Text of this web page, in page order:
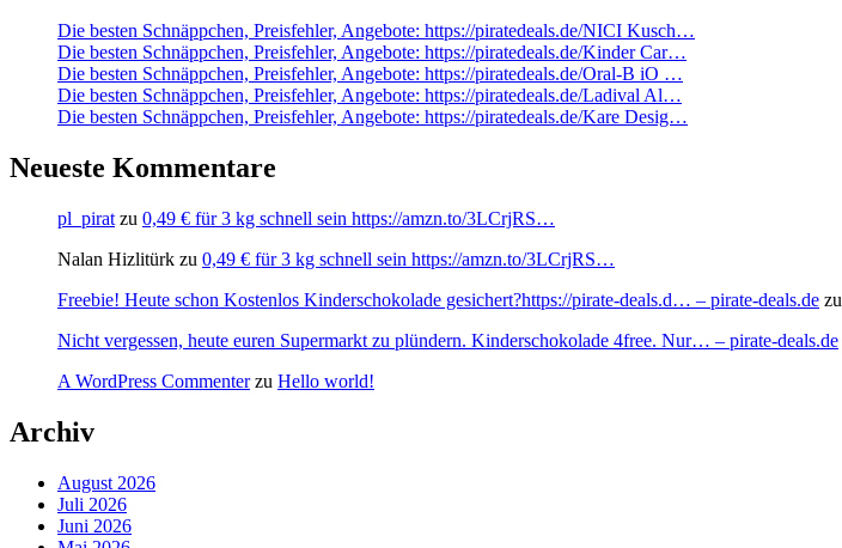
Die besten Schnäppchen, Preisfehler, Angebote: https://piratedeals.de/NICI Kusch…
Die besten Schnäppchen, Preisfehler, Angebote: https://piratedeals.de/Kinder Car…
Die besten Schnäppchen, Preisfehler, Angebote: https://piratedeals.de/Oral-B iO …
Die besten Schnäppchen, Preisfehler, Angebote: https://piratedeals.de/Ladival Al…
Die besten Schnäppchen, Preisfehler, Angebote: https://piratedeals.de/Kare Desig…
Neueste Kommentare
pl_pirat zu 0,49 € für 3 kg schnell sein https://amzn.to/3LCrjRS…
Nalan Hizlitürk zu 0,49 € für 3 kg schnell sein https://amzn.to/3LCrjRS…
Freebie! Heute schon Kostenlos Kinderschokolade gesichert?https://pirate-deals.d… – pirate-deals.de zu
Nicht vergessen, heute euren Supermarkt zu plündern. Kinderschokolade 4free. Nur… – pirate-deals.de
A WordPress Commenterzu Hello world!
Archiv
August 2026
Juli 2026
Juni 2026